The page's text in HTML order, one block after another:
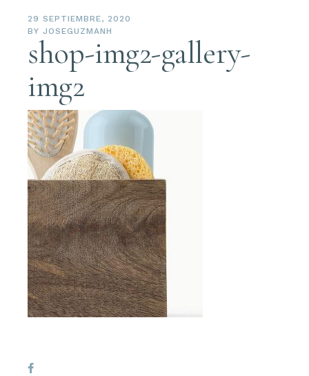
29 SEPTIEMBRE, 2020
BY JOSEGUZMANH
shop-img2-gallery-
img2